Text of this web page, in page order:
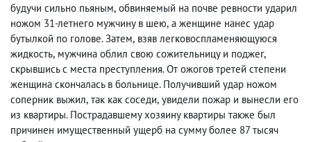
будучи сильно пьяным, обвиняемый на почве ревности ударил
ножом 31-летнего мужчину в шею, а женщине нанес удар
бутылкой по голове. Затем, взяв легковоспламеняющуюся
жидкость, мужчина облил свою сожительницу и поджег,
скрывшись с места преступления. От ожогов третей степени
женщина скончалась в больнице. Получивший удар ножом
соперник выжил, так как соседи, увидели пожар и вынесли его
из квартиры. Пострадавшему хозяину квартиры также был
причинен имущественный ущерб на сумму более 87 тысяч